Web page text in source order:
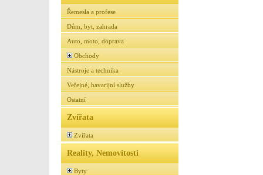
Řemesla a profese
Dům, byt, zahrada
Auto, moto, doprava
Obchody
Nástroje a technika
Veřejné, havarijní služby
Ostatní
Zvířata
Zvířata
Reality, Nemovitosti
Byty